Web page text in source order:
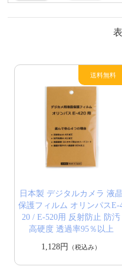
日本製 デジタルカメラ 液晶
保護フィルム オリンパスE-
20 / E-520用 反射防止 防汚
高硬度 透過率95％以上
1,128円
（税込み）